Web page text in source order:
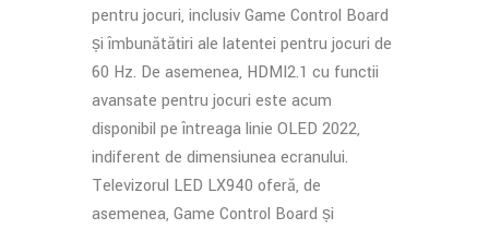
pentru jocuri, inclusiv Game Control Board
și îmbunătățiri ale latenței pentru jocuri de
60 Hz. De asemenea, HDMI2.1 cu funcții
avansate pentru jocuri este acum
disponibil pe întreaga linie OLED 2022,
indiferent de dimensiunea ecranului.
Televizorul LED LX940 oferă, de
asemenea, Game Control Board și